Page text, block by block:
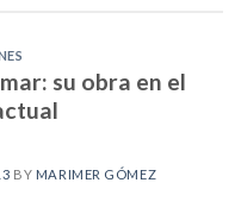
su obra en el
BY MARIMER GÓMEZ